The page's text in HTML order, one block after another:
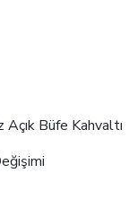
Açık Büfe Kahvaltı